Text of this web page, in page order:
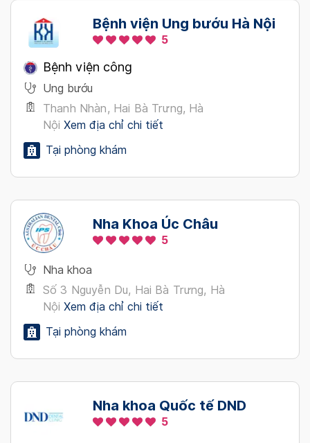
Bệnh viện Ung bướu Hà Nội
5
Bệnh viện công
Ung bướu
Thanh Nhàn, Hai Bà Trưng, Hà
Nội Xem địa chỉ chi tiết
Tại phòng khám
Nha Khoa Úc Châu
5
Nha khoa
Số 3 Nguyễn Du, Hai Bà Trưng, Hà
Nội Xem địa chỉ chi tiết
Tại phòng khám
Nha khoa Quốc tế DND
5